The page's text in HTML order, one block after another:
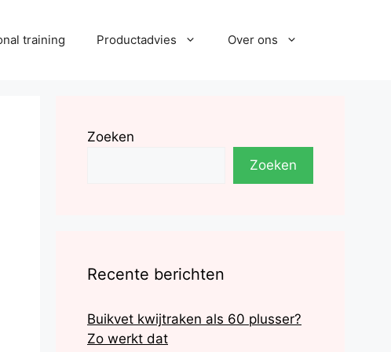
training Productadvies Over ons
Zoeken
Zoeken
Recente berichten
Buikvet kwijtraken als 60 plusser?
Zo werkt dat